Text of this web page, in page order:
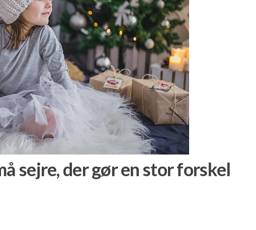
sejre, der gør en stor forskel